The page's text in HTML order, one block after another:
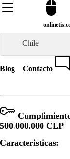
Chile
Blog Contacto
500.000.000 CLP
Caracteristicas: